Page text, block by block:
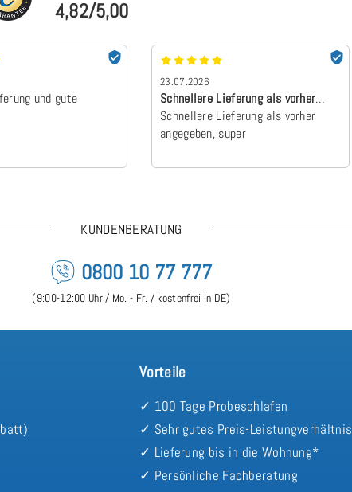
4,82/5,00
und gute
23.07.2026
Schnellere Lieferung als vorher
angegebe…
Schnellere Lieferung als vorher
angegeben, super
KUNDENBERATUNG
0800 10 77 777
(9:00-12:00 Uhr / Mo. - Fr. / kostenfrei in DE)
Vorteile
✓ 100 Tage Probeschlafen
✓ Sehr gutes Preis-Leistungverhältnis
✓ Lieferung bis in die Wohnung*
✓ Persönliche Fachberatung